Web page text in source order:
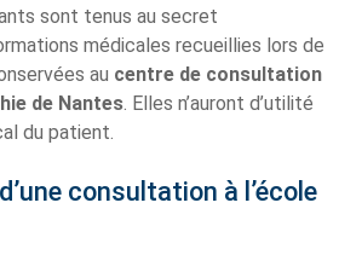
sont tenus au secret
médicales recueillies lors de
au centre de consultation
de Nantes . Elles n’auront d’utilité
du patient.
consultation à l’école